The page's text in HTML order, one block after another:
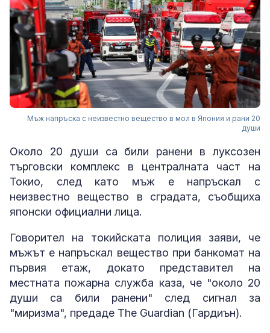
Мъж напръска с неизвестно вещество в мол в Япония и рани 20
души
Около 20 души са били ранени в луксозен
търговски комплекс в централната част на
Токио, след като мъж е напръскал с
неизвестно вещество в сградата, съобщиха
японски официални лица.
Говорител на токийската полиция заяви, че
мъжът е напръскал вещество при банкомат на
първия етаж, докато представител на
местната пожарна служба каза, че "около 20
души са били ранени" след сигнал за
"миризма", предаде The Guardian (Гардиън).